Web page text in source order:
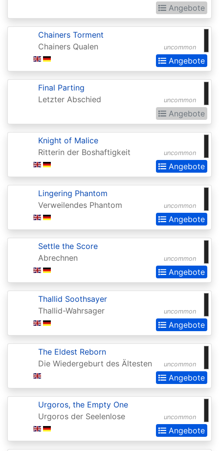
Zendikar
Battlebond
Betrayers
Kamigawa
Bloomburrow
Bloomburrow:
Buy-
Promos
Champions
Kamigawa
Champs
Promos
Angebote
uncommon
Chainers Torment
Chainers Qualen
Angebote
uncommon
Final Parting
Letzter Abschied
Angebote
uncommon
Knight of Malice
Ritterin der Boshaftigkeit
Angebote
uncommon
Lingering Phantom
Verweilendes Phantom
Angebote
uncommon
Settle the Score
Abrechnen
Angebote
uncommon
Thallid Soothsayer
Thallid-Wahrsager
Angebote
uncommon
The Eldest Reborn
Die Wiedergeburt des Ältesten
Angebote
uncommon
Urgoros, the Empty One
Urgoros der Seelenlose
Angebote